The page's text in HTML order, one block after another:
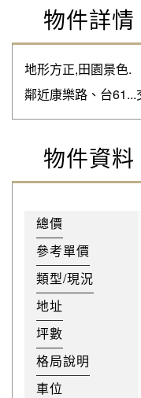
物件詳情
地形方正,田園景色.
鄰近康樂路、台61...
物件資料
總價
參考單價
類型/現況
地址
坪數
格局說明
車位